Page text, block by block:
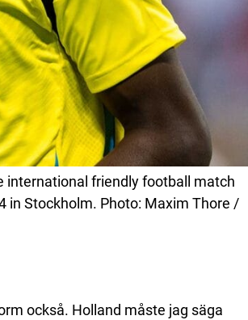
international friendly football match
in Stockholm. Photo: Maxim Thore /
också. Holland måste jag säga